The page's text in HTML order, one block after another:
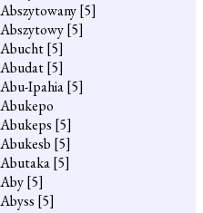
Abszytowany[5]
Abszytowy[5]
Abucht[5]
Abudat[5]
Abu-Ipahia[5]
Abukepo
Abukeps [5]
Abukesb [5]
Abutaka[5]
Aby[5]
Abyss [5]